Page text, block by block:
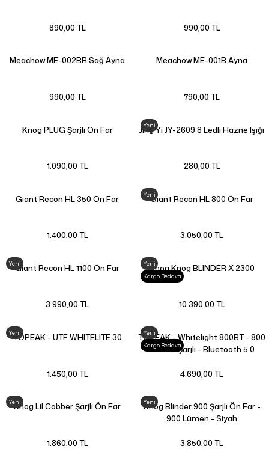
890,00 TL 990,00 TL
Meachow ME-002BR Sağ Ayna
990,00 TL
Meachow ME-001B Ayna
790,00 TL
Knog PLUG Şarjlı Ön Far
1.090,00 TL
Yeni
Jing Yi JY-2609 8 Ledli Hazne Işığı
280,00 TL
Giant Recon HL 350 Ön Far
1.400,00 TL
YeniGiant Recon HL 800 Ön Far
3.050,00 TL
YeniGiant Recon HL 1100 Ön Far
3.990,00 TL
Yeni
Kargo Bedava
Knog Knog BLINDER X 2300
10.390,00 TL
Yeni
TOPEAK - UTF WHITELITE 30
1.450,00 TL
Yeni
Kargo Bedava
TOPEAK - Whitelight 800BT - 800
Lümen Şarjlı - Bluetooth 5.0
4.690,00 TL
YeniKnog Lil Cobber Şarjlı Ön Far
1.860,00 TL
Yeni
Knog Blinder 900 Şarjlı Ön Far -
900 Lümen - Siyah
3.850,00 TL